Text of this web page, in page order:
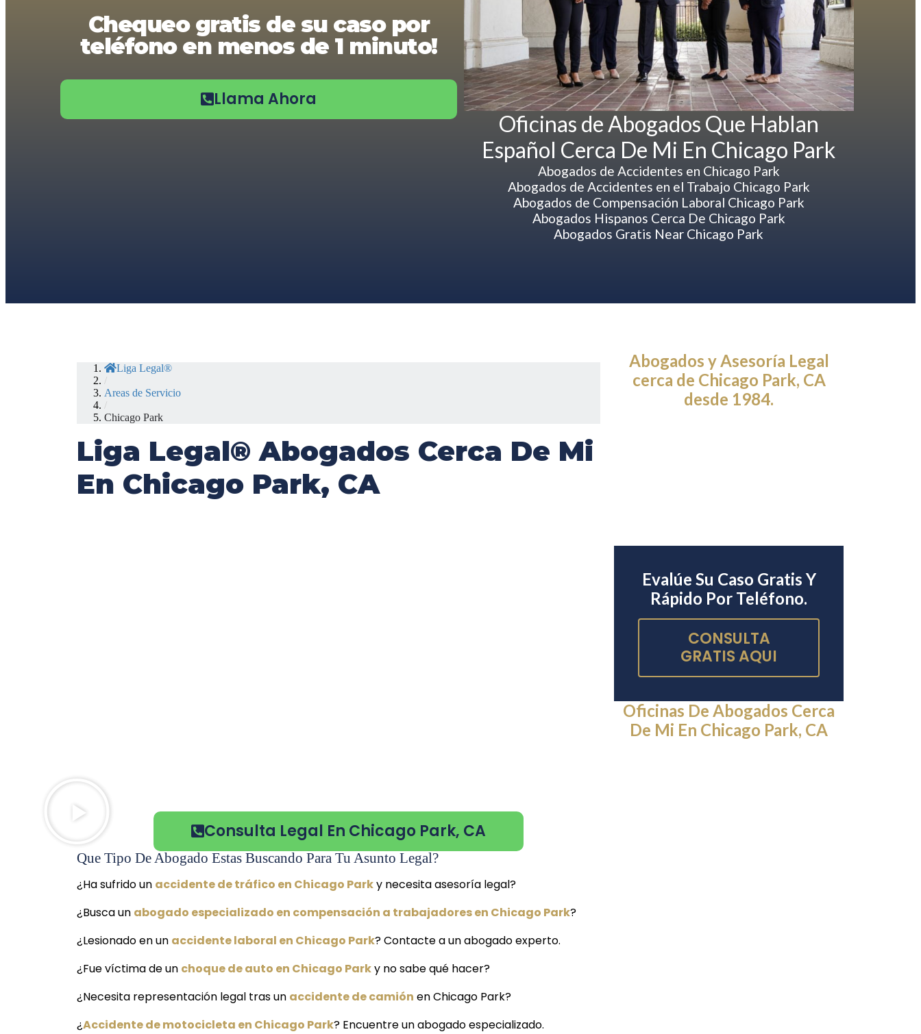
Chequeo gratis de su caso por
teléfono en menos de 1 minuto!
Llama Ahora
Oficinas de Abogados Que Hablan
Español Cerca De Mi En Chicago Park
Abogados de Accidentes en Chicago Park
Abogados de Accidentes en el Trabajo Chicago Park
Abogados de Compensación Laboral Chicago Park
Abogados Hispanos Cerca De Chicago Park
Abogados Gratis Near Chicago Park
Liga Legal®
/
Areas de Servicio
/
Chicago Park
Liga Legal® Abogados Cerca De Mi
En Chicago Park, CA
Consulta Legal En Chicago Park, CA
Que Tipo De Abogado Estas Buscando Para Tu Asunto Legal?
¿Ha sufrido un accidente de tráfico en Chicago Parky necesita asesoría legal?
¿Busca un abogado especializado en compensación a trabajadores en Chicago Park?
¿Lesionado en un accidente laboral en Chicago Park? Contacte a un abogado experto.
¿Fue víctima de un choque de auto en Chicago Parky no sabe qué hacer?
¿Necesita representación legal tras un accidente de camión en Chicago Park?
¿Accidente de motocicleta en Chicago Park? Encuentre un abogado especializado.
Abogados y Asesoría Legal
cerca de Chicago Park, CA
desde 1984.
Evalúe Su Caso Gratis Y
Rápido Por Teléfono.
CONSULTA
GRATIS AQUI
Oficinas De Abogados Cerca
De Mi En Chicago Park, CA